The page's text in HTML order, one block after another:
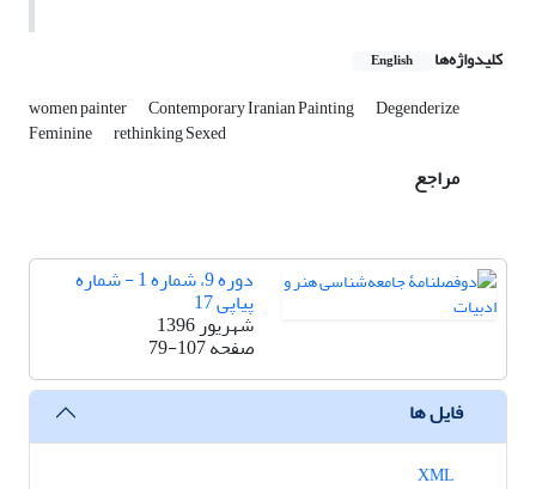
کلیدواژه‌ها English
women painter Contemporary Iranian Painting Degenderize
Feminine rethinking Sexed
مراجع
دوره 9، شماره 1 - شماره
پیاپی 17
شهریور 1396
صفحه79-107
فایل ها